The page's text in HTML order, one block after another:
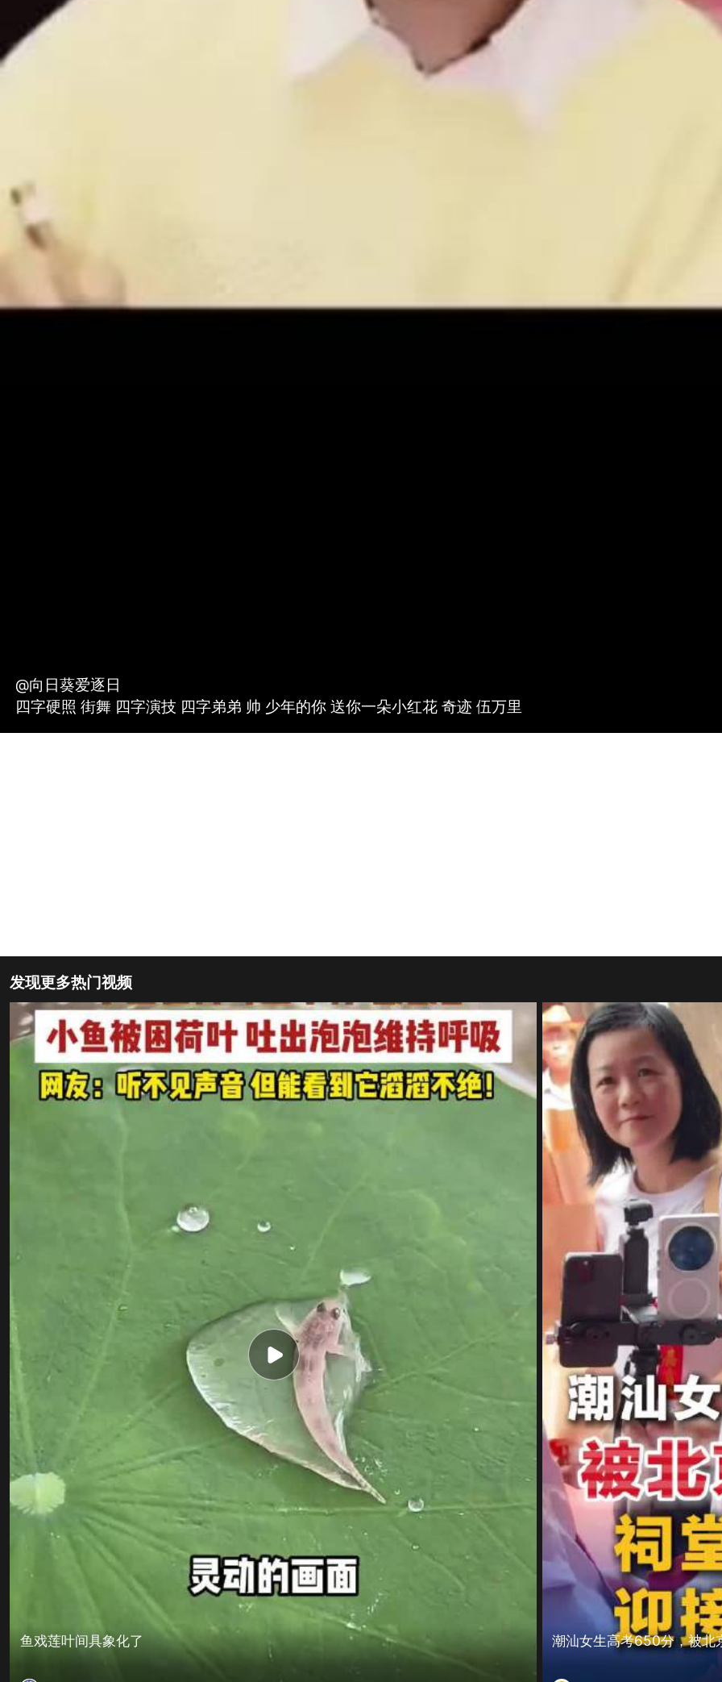
@向日葵爱逐日
四字硬照 街舞 四字演技 四字弟弟 帅 少年的你 送你一朵小红花 奇迹 伍万里
发现更多热门视频
鱼戏莲叶间具象化了 潮汕女生高考650分，被北